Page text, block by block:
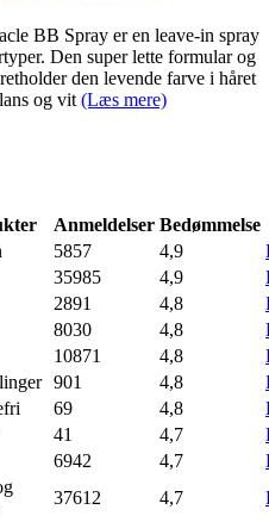
BB Spray er en leave-in spray
Den super lette formular og
den levende farve i håret
og vit (Læs mere)
Anmeldelser Bedømmelse
5857 4,9
35985 4,9
2891 4,8
8030 4,8
10871 4,8
901 4,8
69 4,8
41 4,7
6942 4,7
37612 4,7